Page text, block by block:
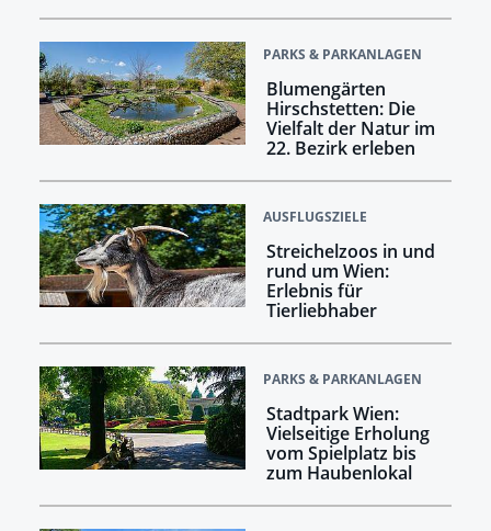
PARKS & PARKANLAGEN
Blumengärten
Hirschstetten: Die
Vielfalt der Natur im
22. Bezirk erleben
AUSFLUGSZIELE
Streichelzoos in und
rund um Wien:
Erlebnis für
Tierliebhaber
PARKS & PARKANLAGEN
Stadtpark Wien:
Vielseitige Erholung
vom Spielplatz bis
zum Haubenlokal